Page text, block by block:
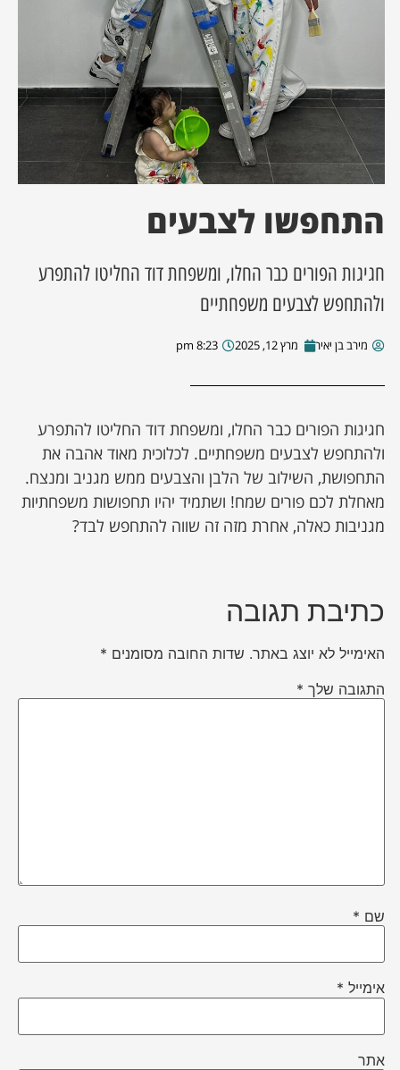
מסע מלחמה
השבוע
מקומית
עסקים
התחפשו לצבעים
חגיגות הפורים כבר החלו, ומשפחת דוד החליטו להתפרע
ולהתחפש לצבעים משפחתיים
מירב בן יאיר מרץ 12, 2025 8:23 pm
חגיגות הפורים כבר החלו, ומשפחת דוד החליטו להתפרע
ולהתחפש לצבעים משפחתיים. לכלוכית מאוד אהבה את
התחפושת, השילוב של הלבן והצבעים ממש מגניב ומנצח.
מאחלת לכם פורים שמח! ושתמיד יהיו תחפושות משפחתיות
מגניבות כאלה, אחרת מזה זה שווה להתחפש לבד?
כתיבת תגובה
האימייל לא יוצג באתר. שדות החובה מסומנים *
התגובה שלך *
שם *
אימייל *
אתר